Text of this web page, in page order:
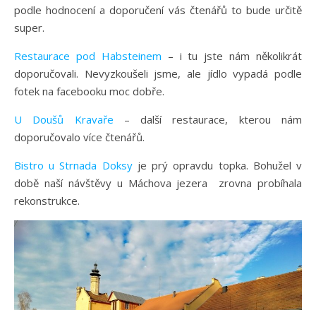
podle hodnocení a doporučení vás čtenářů to bude určitě
super.
Restaurace pod Habsteinem – i tu jste nám několikrát
doporučovali. Nevyzkoušeli jsme, ale jídlo vypadá podle
fotek na facebooku moc dobře.
U Doušů Kravaře – další restaurace, kterou nám
doporučovalo více čtenářů.
Bistro u Strnada Doksyje prý opravdu topka. Bohužel v
době naší návštěvy u Máchova jezera zrovna probíhala
rekonstrukce.